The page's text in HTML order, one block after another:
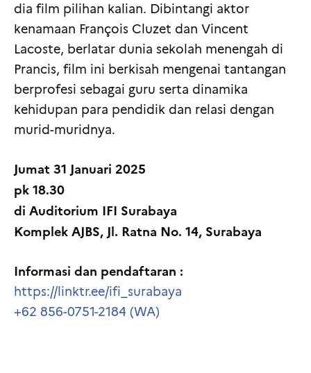
dia film pilihan kalian. Dibintangi aktor
kenamaan François Cluzet dan Vincent
Lacoste, berlatar dunia sekolah menengah di
Prancis, film ini berkisah mengenai tantangan
berprofesi sebagai guru serta dinamika
kehidupan para pendidik dan relasi dengan
murid-muridnya.
Jumat 31 Januari 2025
pk 18.30
di Auditorium IFI Surabaya
Komplek AJBS, Jl. Ratna No. 14, Surabaya
Informasi dan pendaftaran :
https://linktr.ee/ifi_surabaya
+62 856-0751-2184 (WA)